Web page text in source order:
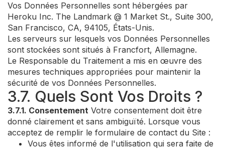
Vos Données Personnelles sont hébergées par
Heroku Inc. The Landmark @ 1 Market St., Suite 300,
San Francisco, CA, 94105, États-Unis.
Les serveurs sur lesquels vos Données Personnelles
sont stockées sont situés à Francfort, Allemagne.
Le Responsable du Traitement a mis en œuvre des
mesures techniques appropriées pour maintenir la
sécurité de vos Données Personnelles.
3.7. Quels Sont Vos Droits ?
3.7.1. Consentement Votre consentement doit être
donné clairement et sans ambiguïté. Lorsque vous
acceptez de remplir le formulaire de contact du Site :
Vous êtes informé de l'utilisation qui sera faite de